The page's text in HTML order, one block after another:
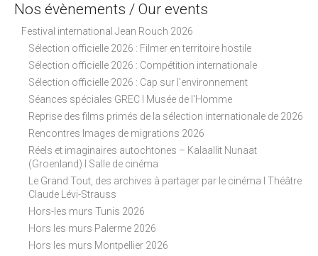
Nos évènements / Our events
Festival international Jean Rouch 2026
Sélection officielle 2026 : Filmer en territoire hostile
Sélection officielle 2026 : Compétition internationale
Sélection officielle 2026 : Cap sur l'environnement
Séances spéciales GREC I Musée de l'Homme
Reprise des films primés de la sélection internationale de 2026
Rencontres Images de migrations 2026
Réels et imaginaires autochtones – Kalaallit Nunaat
(Groenland) I Salle de cinéma
Le Grand Tout, des archives à partager par le cinéma I Théâtre
Claude Lévi-Strauss
Hors-les murs Tunis 2026
Hors les murs Palerme 2026
Hors les murs Montpellier 2026